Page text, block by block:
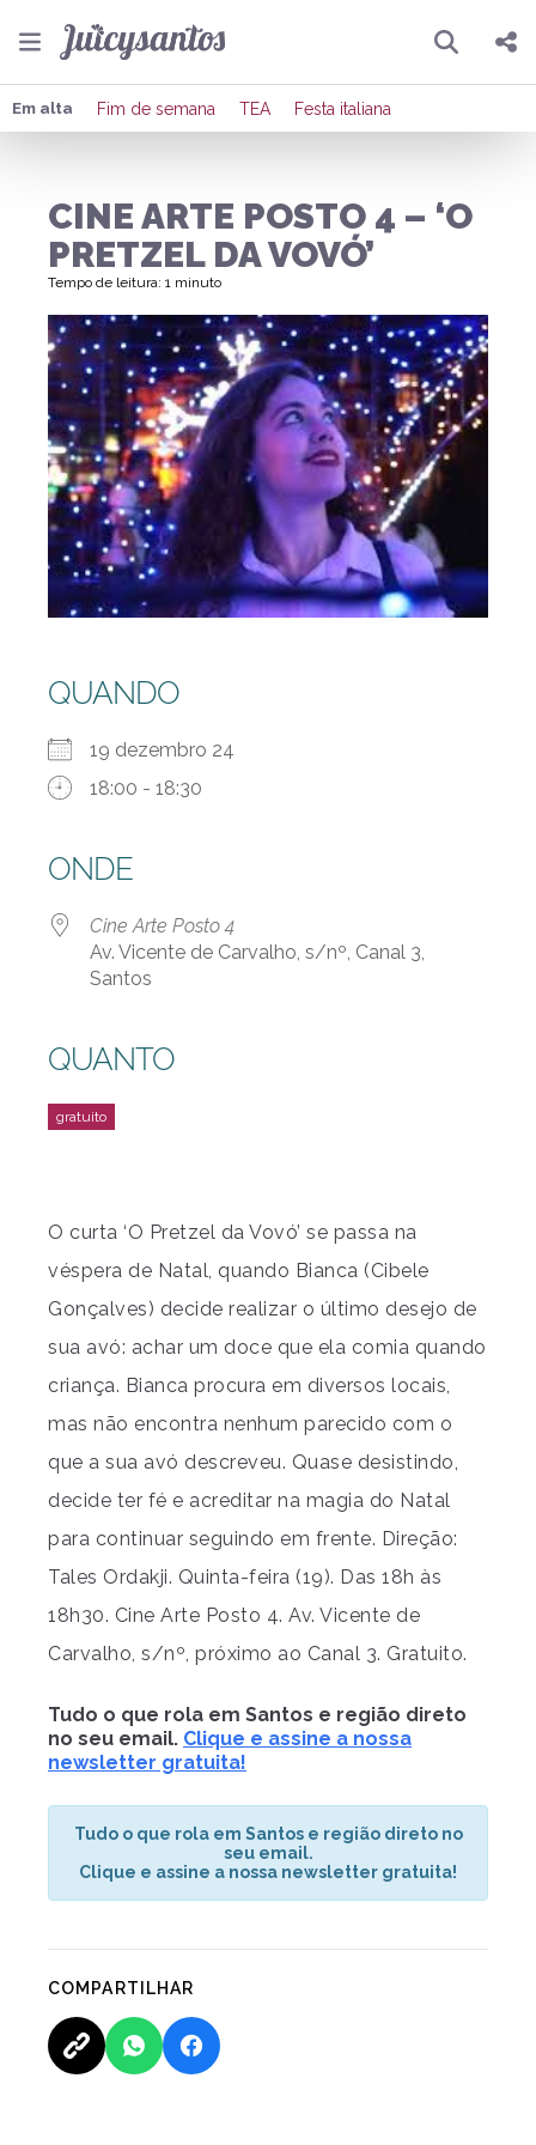
Pesquisar
Compartilhar
Enviar por Whatsapp
Publicar no X
Em alta Fim de semana TEA Festa italiana
CINE ARTE POSTO 4 – ‘O
PRETZEL DA VOVÓ’
Tempo de leitura: 1 minuto
QUANDO
19 dezembro 24
18:00 - 18:30
ONDE
Cine Arte Posto 4
Av. Vicente de Carvalho, s/nº, Canal 3,
Santos
QUANTO
O curta ‘O Pretzel da Vovó’ se passa na
véspera de Natal, quando Bianca (Cibele
Gonçalves) decide realizar o último desejo de
sua avó: achar um doce que ela comia quando
criança. Bianca procura em diversos locais,
mas não encontra nenhum parecido com o
que a sua avó descreveu. Quase desistindo,
decide ter fé e acreditar na magia do Natal
para continuar seguindo em frente. Direção:
Tales Ordakji. Quinta-feira (19). Das 18h às
18h30. Cine Arte Posto 4. Av. Vicente de
Carvalho, s/nº, próximo ao Canal 3. Gratuito.
Tudo o que rola em Santos e região direto
no seu email. Clique e assine a nossa
newsletter gratuita!
Tudo o que rola em Santos e região direto no
seu email.
Clique e assine a nossa newsletter gratuita!
COMPARTILHAR